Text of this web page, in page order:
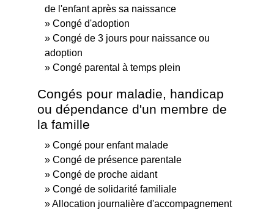
de l'enfant après sa naissance
Congé d'adoption
Congé de 3 jours pour naissance ou
adoption
Congé parental à temps plein
Congés pour maladie, handicap
ou dépendance d'un membre de
la famille
Congé pour enfant malade
Congé de présence parentale
Congé de proche aidant
Congé de solidarité familiale
Allocation journalière d'accompagnement